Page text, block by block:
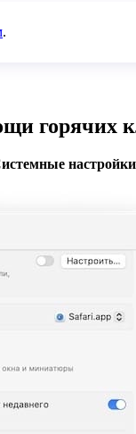
.
горячих
настройки